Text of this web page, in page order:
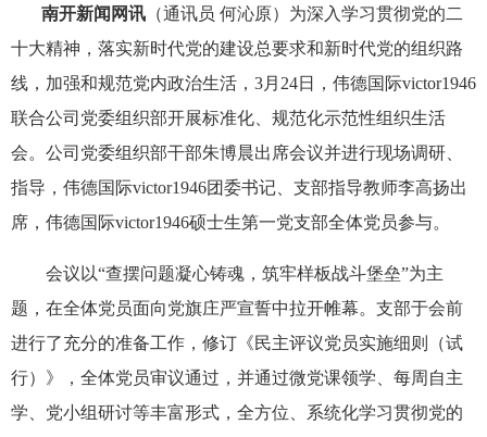
南开新闻网讯 （通讯员 何沁原）为深入学习贯彻党的二
十大精神，落实新时代党的建设总要求和新时代党的组织路
线，加强和规范党内政治生活，3月24日，伟德国际victor1946
联合公司党委组织部开展标准化、规范化示范性组织生活
会。公司党委组织部干部朱博晨出席会议并进行现场调研、
指导，伟德国际victor1946团委书记、支部指导教师李高扬出
席，伟德国际victor1946硕士生第一党支部全体党员参与。
会议以“查摆问题凝心铸魂，筑牢样板战斗堡垒”为主
题，在全体党员面向党旗庄严宣誓中拉开帷幕。支部于会前
进行了充分的准备工作，修订《民主评议党员实施细则（试
行）》，全体党员审议通过，并通过微党课领学、每周自主
学、党小组研讨等丰富形式，全方位、系统化学习贯彻党的